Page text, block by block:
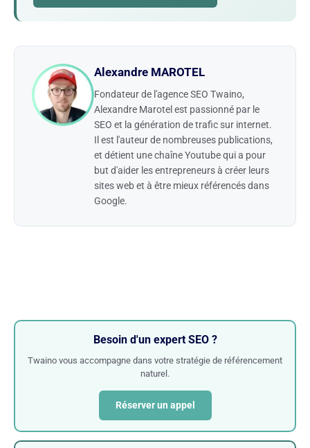
Alexandre MAROTEL
Fondateur de l'agence SEO Twaino,
Alexandre Marotel est passionné par le
SEO et la génération de trafic sur internet.
Il est l'auteur de nombreuses publications,
et détient une chaîne Youtube qui a pour
but d'aider les entrepreneurs à créer leurs
sites web et à être mieux référencés dans
Google.
Besoin d'un expert SEO ?
Twaino vous accompagne dans votre stratégie de référencement
naturel.
Réserver un appel